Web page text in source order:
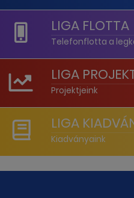
LIGA FLOTTA
Telefonflotta a
LIGA
Projektjeink
LIGA
Kiadványaink